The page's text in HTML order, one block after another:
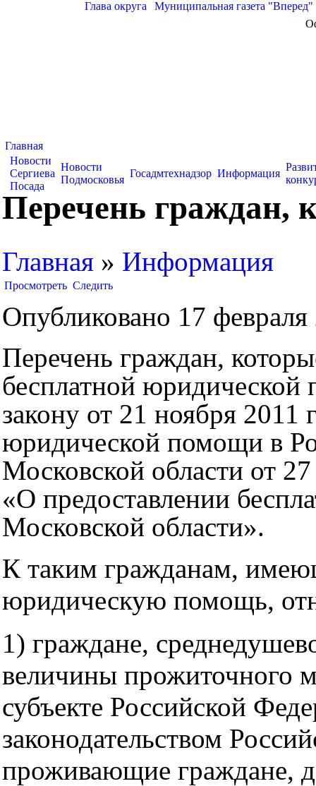
Глава округа Муниципальная газета "Вперед"
Главная
Новости
Сергиева
Посада
Новости
Подмосковья
Госадмтехнадзор Информация
Перечень граждан,
Главная » Информация
Просмотреть Следить
Опубликовано 17 февраля
Перечень граждан,
бесплатной
закону от 21 ноября
юридической помощи в
Московской области от
«О предоставлении
Московской области».
К таким гражданам,
юридическую помощь,
1) граждане,
величины прожиточного
субъекте Российской
законодательством
проживающие граждане,